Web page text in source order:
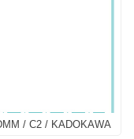
/ C2 / KADOKAWA